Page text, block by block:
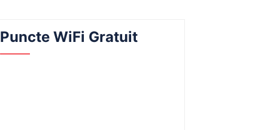
Puncte WiFi Gratuit